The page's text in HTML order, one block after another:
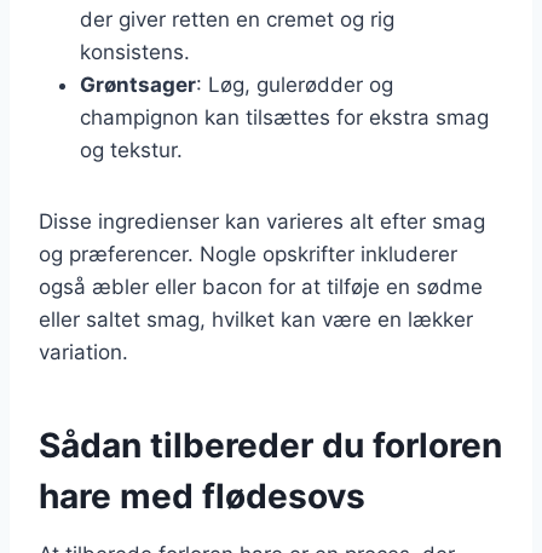
der giver retten en cremet og rig
konsistens.
Grøntsager: Løg, gulerødder og
champignon kan tilsættes for ekstra smag
og tekstur.
Disse ingredienser kan varieres alt efter smag
og præferencer. Nogle opskrifter inkluderer
også æbler eller bacon for at tilføje en sødme
eller saltet smag, hvilket kan være en lækker
variation.
Sådan tilbereder du forloren
hare med flødesovs